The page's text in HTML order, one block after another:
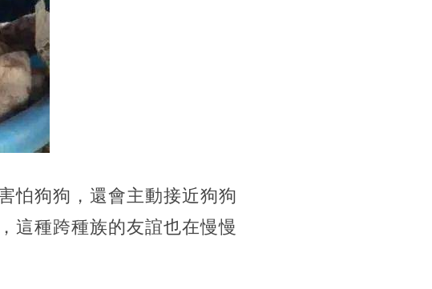
怕狗狗，還會主動接近狗狗
這種跨種族的友誼也在慢慢